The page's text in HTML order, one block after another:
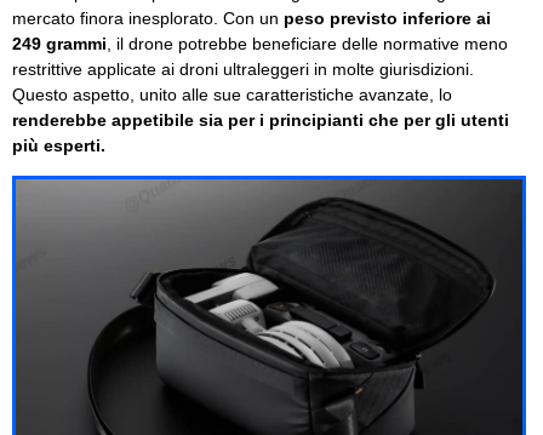
mercato finora inesplorato. Con un peso previsto inferiore ai
249 grammi, il drone potrebbe beneficiare delle normative meno
restrittive applicate ai droni ultraleggeri in molte giurisdizioni.
Questo aspetto, unito alle sue caratteristiche avanzate, lo
renderebbe appetibile sia per i principianti che per gli utenti
più esperti.